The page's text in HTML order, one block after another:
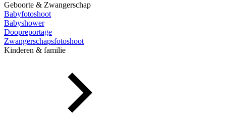
Geboorte & Zwangerschap
Babyfotoshoot
Babyshower
Doopreportage
Zwangerschapsfotoshoot
Kinderen & familie